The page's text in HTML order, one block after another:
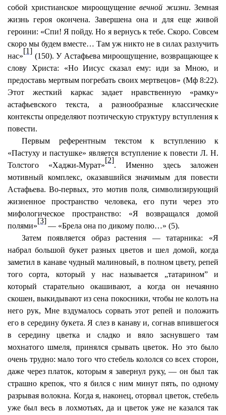
собой христианское мироощущение вечной жизни. Земная
жизнь героя окончена. Завершена она и для еще живой
героини: «Спи! Я пойду. Но я вернусь к тебе. Скоро. Совсем
скоро мы будем вместе… Там уж никто не в силах разлучить
нас»
[1]
(150). У Астафьева мироощущение, возвращающее к
слову Христа: «Но Иисус сказал ему: иди за Мною, и
предоставь мертвым погребать своих мертвецов» (Мф 8:22).
Этот жесткий каркас задает нравственную «рамку»
астафьевского текста, а разнообразные классические
контексты определяют поэтическую структуру вступления к
повести.
Первым референтным текстом к вступлению к
«Пастуху и пастушке» является вступление к повести Л. Н.
Толстого «Хаджи-Мурат»
[2]
. Именно здесь заложен
мотивный комплекс, оказавшийся значимым для повести
Астафьева. Во-первых, это мотив поля, символизирующий
жизненное пространство человека, его пути через это
мифологическое пространство: «Я возвращался домой
полями»
[3]
— «Брела она по дикому полю…» (5).
Затем появляется образ растения — татарника: «Я
набрал большой букет разных цветов и шел домой, когда
заметил в канаве чудный малиновый, в полном цвету, репей
того сорта, который у нас называется „татарином” и
который старательно окашивают, а когда он нечаянно
скошен, выкидывают из сена покосники, чтобы не колоть на
него рук, Мне вздумалось сорвать этот репей и положить
его в середину букета. Я слез в канаву и, согнав впившегося
в середину цветка и сладко и вяло заснувшего там
мохнатого шмеля, принялся срывать цветок. Но это было
очень трудно:мало того что стебель кололся со всех сторон,
даже через платок, которым я завернул руку, — он был так
страшно крепок, что я бился с ним минут пять, по одному
разрывая волокна. Когда я, наконец, оторвал цветок, стебель
уже был весь в лохмотьях, да и цветок уже не казался так